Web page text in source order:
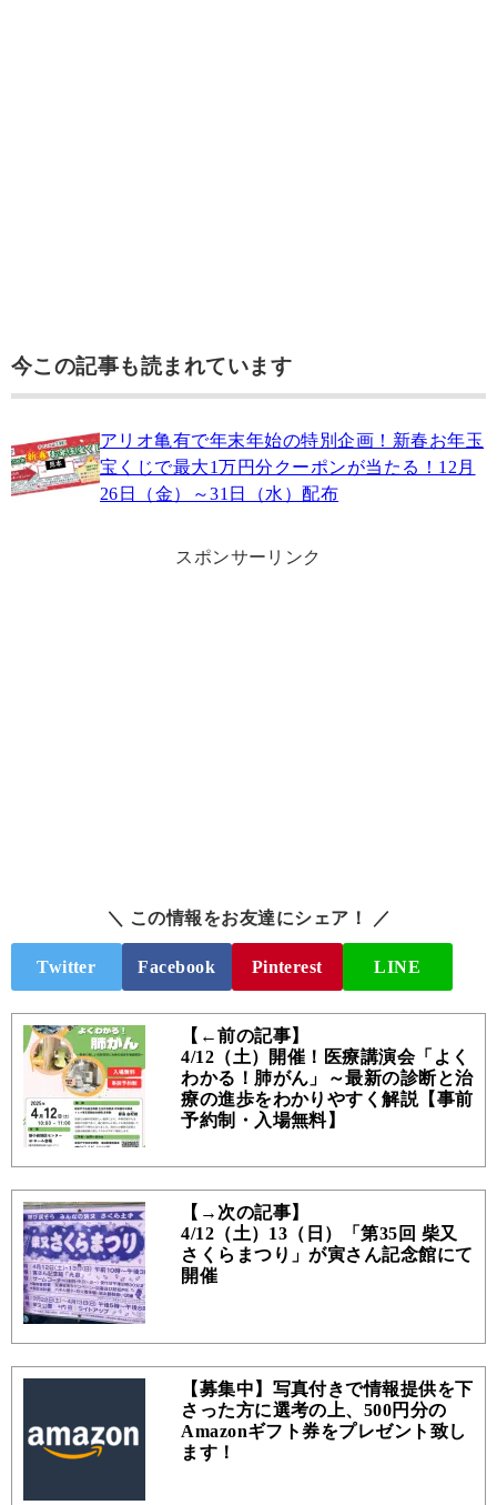
今この記事も読まれています
アリオ亀有で年末年始の特別企画！新春お年玉
宝くじで最大1万円分クーポンが当たる！12月
26日（金）～31日（水）配布
スポンサーリンク
＼ この情報をお友達にシェア！ ／
Twitter Facebook Pinterest LINE
【←前の記事】
4/12（土）開催！医療講演会「よく
わかる！肺がん」～最新の診断と治
療の進歩をわかりやすく解説【事前
予約制・入場無料】
【→次の記事】
4/12（土）13（日）「第35回 柴又
さくらまつり」が寅さん記念館にて
開催
【募集中】写真付きで情報提供を下
さった方に選考の上、500円分の
Amazonギフト券をプレゼント致し
ます！